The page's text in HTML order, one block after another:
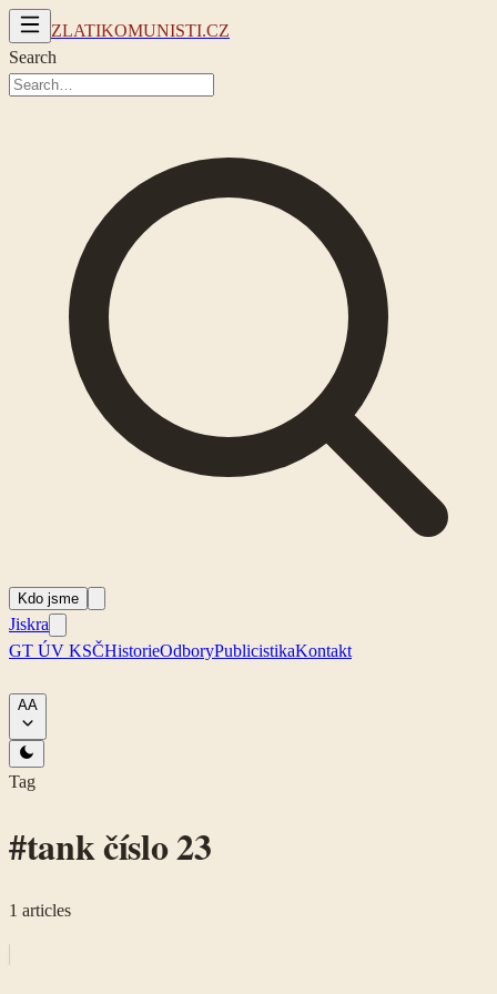
ZLATIKOMUNISTI.CZ
Search
Kdo jsme
Jiskra
GT ÚV KSČHistorieOdboryPublicistikaKontakt
AA
Tag
#tank číslo 23
1 articles